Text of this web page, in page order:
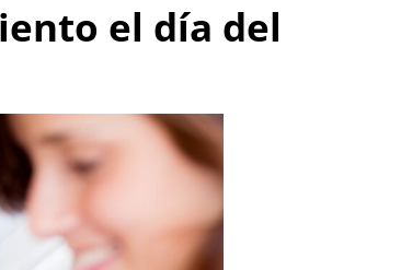
el día del